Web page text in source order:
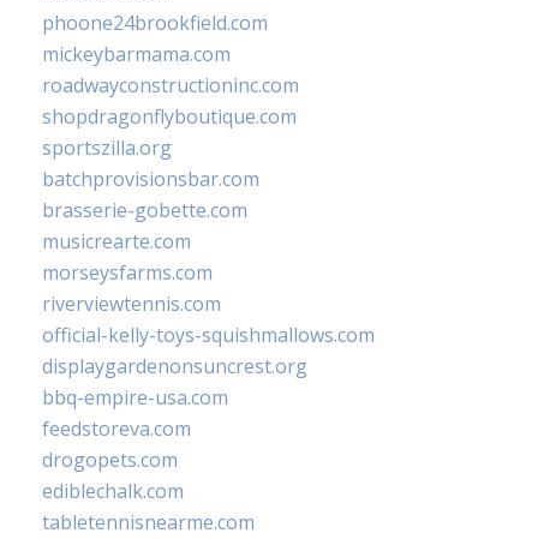
phoone24brookfield.com
mickeybarmama.com
roadwayconstructioninc.com
shopdragonflyboutique.com
sportszilla.org
batchprovisionsbar.com
brasserie-gobette.com
musicrearte.com
morseysfarms.com
riverviewtennis.com
official-kelly-toys-squishmallows.com
displaygardenonsuncrest.org
bbq-empire-usa.com
feedstoreva.com
drogopets.com
ediblechalk.com
tabletennisnearme.com